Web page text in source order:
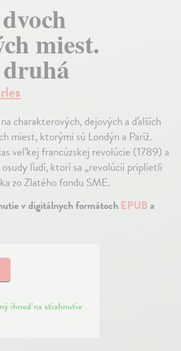
miest.
charakterových, dejových a ďalších
miest, ktorými sú Londýn a Paríž.
veľkej francúzskej revolúcie (1789) a
osudy ľudí, ktorí sa „revolúcii priplietli
zo Zlatého fondu SME.
v digitálnych formátoch EPUBa
ihneď na stiahnutie